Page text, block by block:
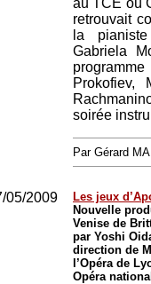
au TCE où
retrouvait
la
Gabriela
Prokofiev,
soirée
Par Gérard
05/2009
Les jeux
Nouvelle
Venise de
par Yoshi
direction de
l’Opéra de
Opéra